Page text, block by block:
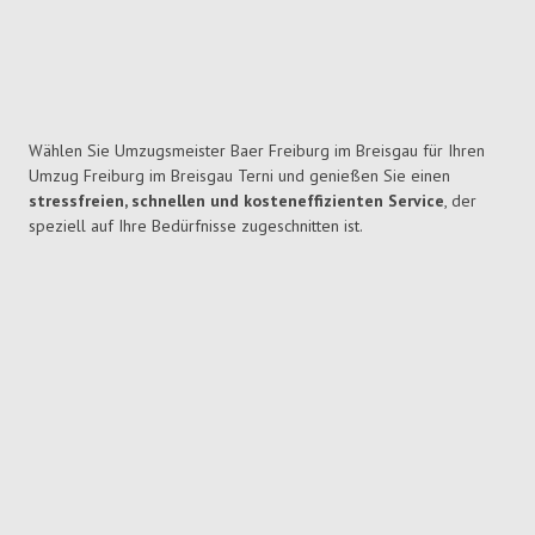
Wählen Sie Umzugsmeister Baer Freiburg im Breisgau für Ihren
Umzug Freiburg im Breisgau Terni und genießen Sie einen
stressfreien, schnellen und kosteneffizienten Service, der
speziell auf Ihre Bedürfnisse zugeschnitten ist.